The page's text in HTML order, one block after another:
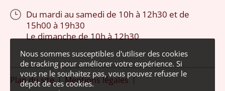
Nous sommes susceptibles d'utiliser des cookies
de tracking pour améliorer votre expérience. Si
vous ne le souhaitez pas, vous pouvez refuser le
dépôt de ces cookies.
Du mardi au samedi de 10h à 12h30 et de
15h00 à 19h30
Le dimanche de10h à 12h30
Plan du site Mentions légales